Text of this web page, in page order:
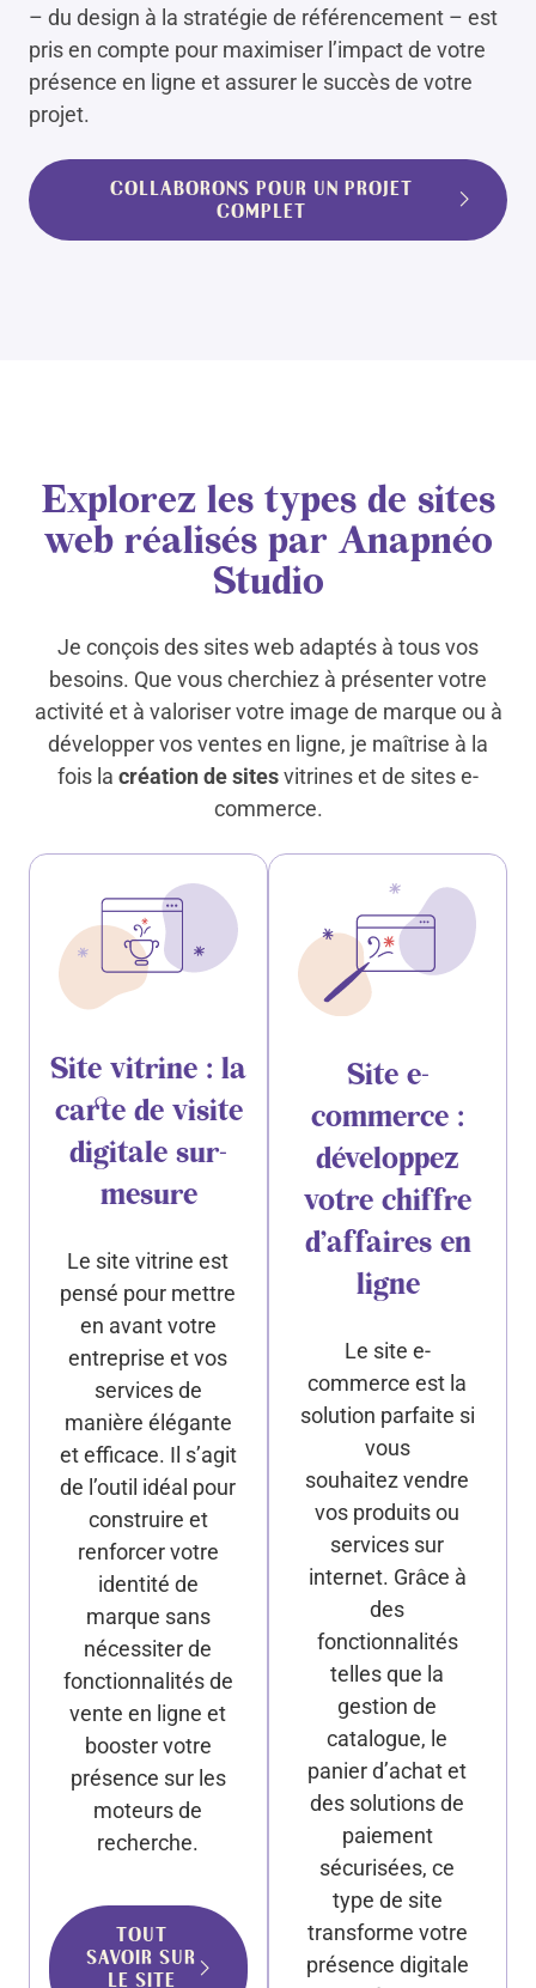
– du design à la stratégie de référencement – est
pris en compte pour maximiser l’impact de votre
présence en ligne et assurer le succès de votre
projet.
COLLABORONS POUR UN PROJET
COMPLET
Explorez les types de sites
web réalisés par Anapnéo
Studio
Je conçois des sites web adaptés à tous vos
besoins. Que vous cherchiez à présenter votre
activité et à valoriser votre image de marque ou à
développer vos ventes en ligne, je maîtrise à la
fois la création de sitesvitrines et de sites e-
commerce.
Site vitrine : la
carte de visite
digitale sur-
mesure
Le site vitrine est
pensé pour mettre
en avant votre
entreprise et vos
services de
manière élégante
et efficace. Il s’agit
de l’outil idéal pour
construire et
renforcer votre
identité de
marque sans
nécessiter de
fonctionnalités de
vente en ligne et
booster votre
présence sur les
moteurs de
recherche.
TOUT
SAVOIR SUR
LE SITE
Site e-
commerce :
développez
votre chiffre
d’affaires en
ligne
Le site e-
commerce est la
solution parfaite si
vous
souhaitez vendre
vos produits ou
services sur
internet. Grâce à
des
fonctionnalités
telles que la
gestion de
catalogue, le
panier d’achat et
des solutions de
paiement
sécurisées, ce
type de site
transforme votre
présence digitale